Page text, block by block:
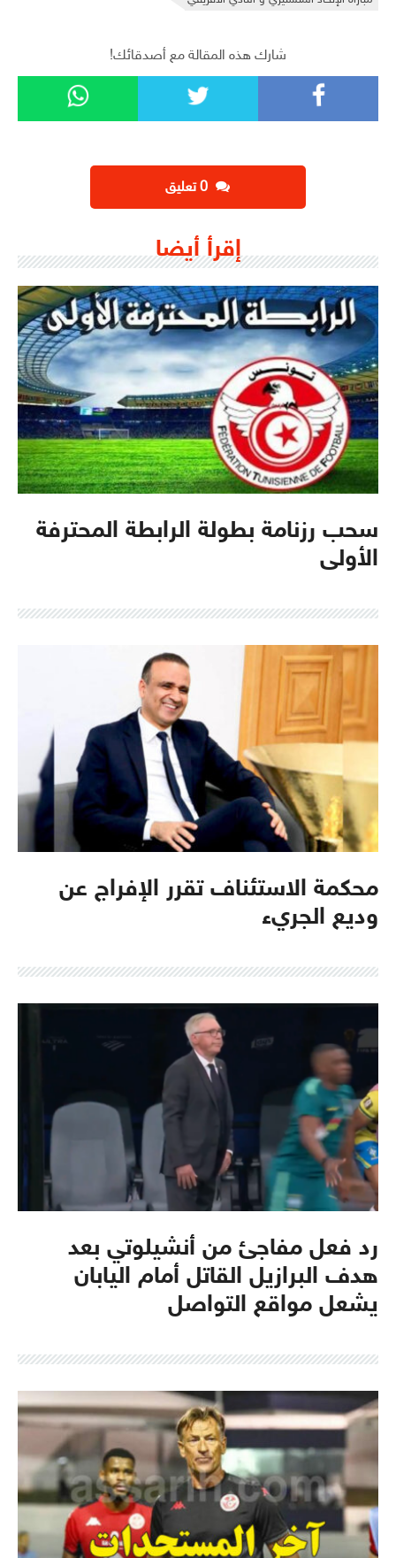
شارك هذه المقالة مع أصدقائك!
إقرأ أيضا
سحب رزنامة بطولة الرابطة المحترفة
الأولى
محكمة الاستئناف تقرر الإفراج عن
وديع الجريء
رد فعل مفاجئ من أنشيلوتي بعد
هدف البرازيل القاتل أمام اليابان
يشعل مواقع التواصل